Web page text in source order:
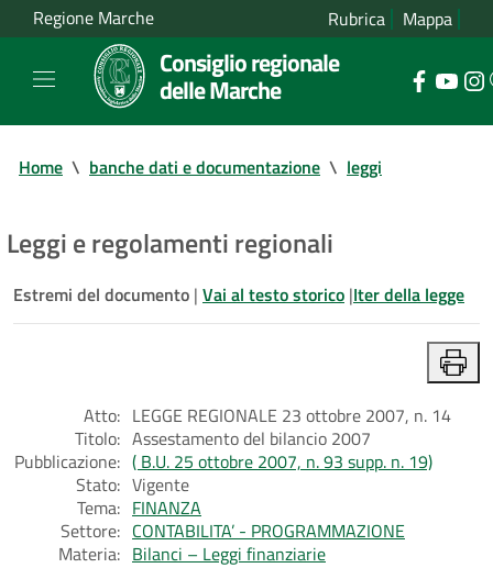
Regione Marche Rubrica Mappa
Consiglio regionale
delle Marche
Home \ banche dati e documentazione \ leggi
Leggi e regolamenti regionali
Estremi del documento | Vai al testo storico |Iter della legge
Atto: LEGGE REGIONALE 23 ottobre 2007, n. 14
Titolo: Assestamento del bilancio 2007
Pubblicazione: ( B.U. 25 ottobre 2007, n. 93 supp. n. 19)
Stato: Vigente
Tema: FINANZA
Settore: CONTABILITA’ - PROGRAMMAZIONE
Materia: Bilanci – Leggi finanziarie